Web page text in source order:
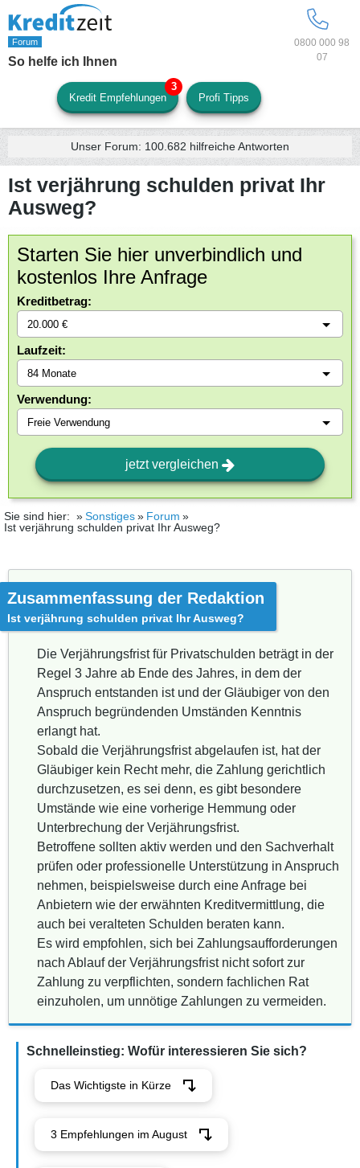
0800 000 98
07
So helfe ich Ihnen
Kredit Empfehlungen Profi Tipps
Unser Forum: 100.682 hilfreiche Antworten
Ist verjährung schulden privat Ihr
Ausweg?
Starten Sie hier unverbindlich und
kostenlos Ihre Anfrage
Kreditbetrag:
Laufzeit:
Verwendung:
jetzt vergleichen
Sie sind hier: Sonstiges
Forum
Ist verjährung schulden privat Ihr Ausweg?
Zusammenfassung der Redaktion
Ist verjährung schulden privat Ihr Ausweg?
Die Verjährungsfrist für Privatschulden beträgt in der
Regel 3 Jahre ab Ende des Jahres, in dem der
Anspruch entstanden ist und der Gläubiger von den
Anspruch begründenden Umständen Kenntnis
erlangt hat.
Sobald die Verjährungsfrist abgelaufen ist, hat der
Gläubiger kein Recht mehr, die Zahlung gerichtlich
durchzusetzen, es sei denn, es gibt besondere
Umstände wie eine vorherige Hemmung oder
Unterbrechung der Verjährungsfrist.
Betroffene sollten aktiv werden und den Sachverhalt
prüfen oder professionelle Unterstützung in Anspruch
nehmen, beispielsweise durch eine Anfrage bei
Anbietern wie der erwähnten Kreditvermittlung, die
auch bei veralteten Schulden beraten kann.
Es wird empfohlen, sich bei Zahlungsaufforderungen
nach Ablauf der Verjährungsfrist nicht sofort zur
Zahlung zu verpflichten, sondern fachlichen Rat
einzuholen, um unnötige Zahlungen zu vermeiden.
Schnelleinstieg: Wofür interessieren Sie sich?
Das Wichtigste in Kürze
3 Empfehlungen im August